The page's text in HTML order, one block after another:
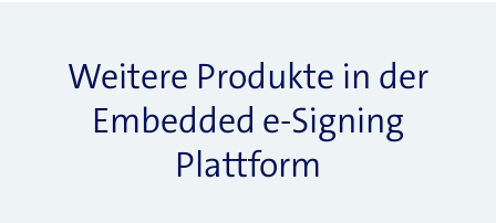
Weitere Produkte in der
Embedded e-Signing
Plattform